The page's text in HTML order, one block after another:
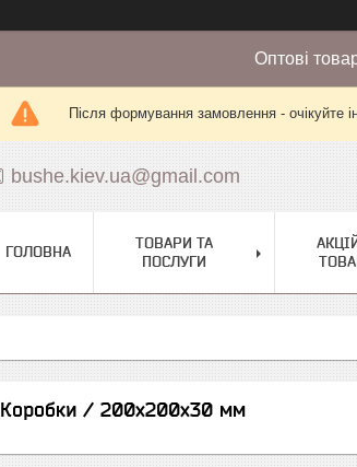
Оптові
Після формування замовлення -
bushe.kiev.ua@gmail.com
ГОЛОВНА
ТОВАРИ ТА
ПОСЛУГИ
Коробки / 200х200х30 мм